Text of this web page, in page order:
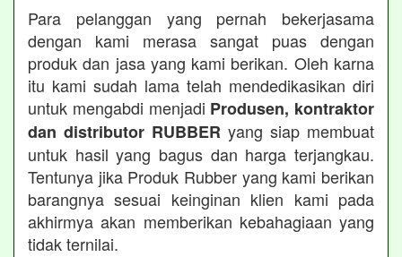
Para pelanggan yang pernah bekerjasama
dengan kami merasa sangat puas dengan
produk dan jasa yang kami berikan. Oleh karna
itu kami sudah lama telah mendedikasikan diri
untuk mengabdi menjadi Produsen, kontraktor
dan distributor RUBBER yang siap membuat
untuk hasil yang bagus dan harga terjangkau.
Tentunya jika Produk Rubber yang kami berikan
barangnya sesuai keinginan klien kami pada
akhirmya akan memberikan kebahagiaan yang
tidak ternilai.